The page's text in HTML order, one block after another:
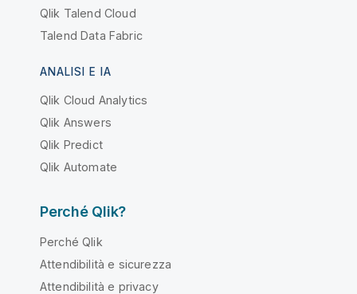
Qlik Talend Cloud
Talend Data Fabric
ANALISI E IA
Qlik Cloud Analytics
Qlik Answers
Qlik Predict
Qlik Automate
Perché Qlik?
Perché Qlik
Attendibilità e sicurezza
Attendibilità e privacy